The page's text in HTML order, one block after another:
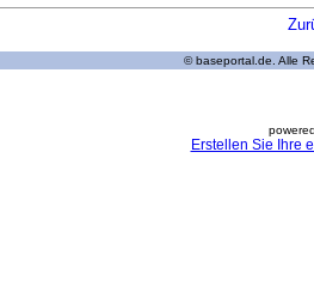
© baseportal.de. Alle
Erstellen Sie Ihre